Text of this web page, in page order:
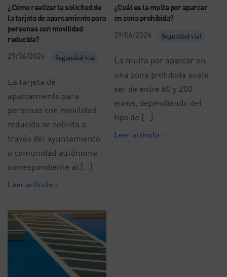
¿Cómo realizar la solicitud de
la tarjeta de aparcamiento para
personas con movilidad
reducida?
29/06/2026
Seguridad vial
La tarjeta de
aparcamiento para
personas con movilidad
reducida se solicita a
través del ayuntamiento
o comunidad autónoma
correspondiente al […]
Leer artículo
¿Cuál es la multa por aparcar
en zona prohibida?
29/06/2026
Seguridad vial
La multa por aparcar en
una zona prohibida suele
ser de entre 80 y 200
euros, dependiendo del
tipo de […]
Leer artículo